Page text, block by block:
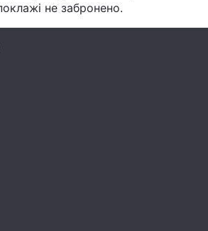
не забронено.